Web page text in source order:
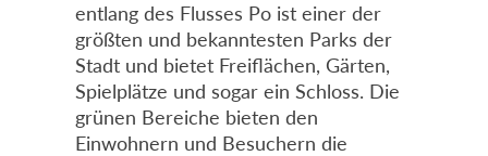
entlang des Flusses Po ist einer der
größten und bekanntesten Parks der
Stadt und bietet Freiflächen, Gärten,
Spielplätze und sogar ein Schloss. Die
grünen Bereiche bieten den
Einwohnern und Besuchern die